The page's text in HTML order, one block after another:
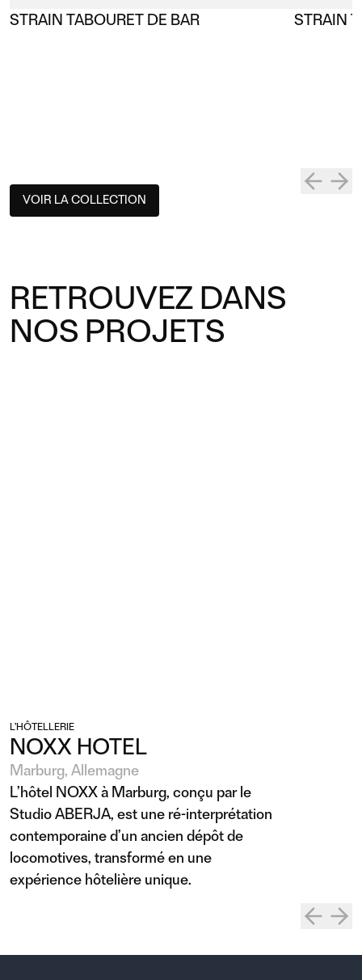
STRAIN TABOURET DE BAR STRAIN
VOIR LA COLLECTION
RETROUVEZ DANS
NOS PROJETS
L’HÔTELLERIE
NOXX HOTEL
Marburg, Allemagne
L’hôtel NOXX à Marburg, conçu par le
Studio ABERJA, est une ré-interprétation
contemporaine d’un ancien dépôt de
locomotives, transformé en une
expérience hôtelière unique.